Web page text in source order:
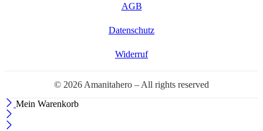
AGB
Datenschutz
Widerruf
© 2026 Amanitahero – All rights reserved
Mein Warenkorb